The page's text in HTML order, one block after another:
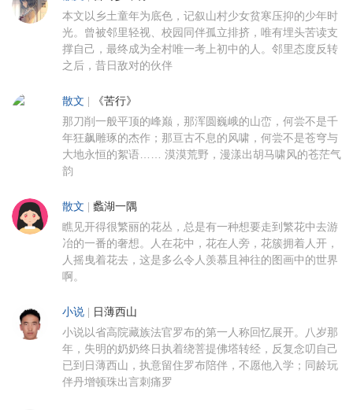
本文以乡土童年为底色，记叙山村少女贫寒压抑的少年时
光。曾被邻里轻视、校园同伴孤立排挤，唯有埋头苦读支
撑自己，最终成为全村唯一考上初中的人。邻里态度反转
之后，昔日敌对的伙伴
散文 《苦行》
那刀削一般平顶的峰巅，那浑圆巍峨的山峦，何尝不是千
年狂飙雕琢的杰作；那亘古不息的风啸，何尝不是苍穹与
大地永恒的絮语…… 漠漠荒野，漫漾出胡马啸风的苍茫气
韵
散文 蠡湖一隅
瞧见开得很繁丽的花丛，总是有一种想要走到繁花中去游
冶的一番的奢想。人在花中，花在人旁，花簇拥着人开，
人摇曳着花去，这是多么令人羡慕且神往的图画中的世界
啊。
小说 日薄西山
小说以省高院藏族法官罗布的第一人称回忆展开。八岁那
年，失明的奶奶终日执着绕菩提佛塔转经，反复念叨自己
已到日薄西山，执意留住罗布陪伴，不愿他入学；同龄玩
伴丹增顿珠出言刺痛罗